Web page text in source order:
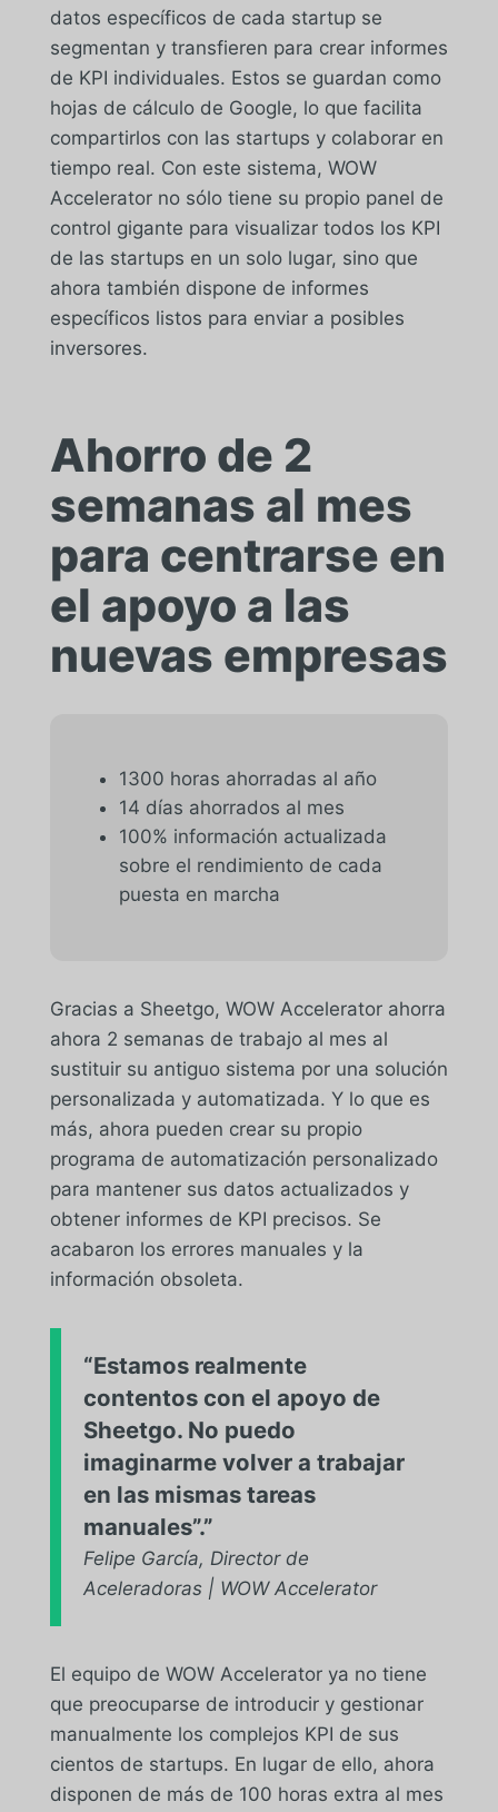
datos específicos de cada startup se
segmentan y transfieren para crear informes
de KPI individuales. Estos se guardan como
hojas de cálculo de Google, lo que facilita
compartirlos con las startups y colaborar en
tiempo real. Con este sistema, WOW
Accelerator no sólo tiene su propio panel de
control gigante para visualizar todos los KPI
de las startups en un solo lugar, sino que
ahora también dispone de informes
específicos listos para enviar a posibles
inversores.
Ahorro de 2
semanas al mes
para centrarse en
el apoyo a las
nuevas empresas
1300 horas ahorradas al año
14 días ahorrados al mes
100% información actualizada
sobre el rendimiento de cada
puesta en marcha
Gracias a Sheetgo, WOW Accelerator ahorra
ahora 2 semanas de trabajo al mes al
sustituir su antiguo sistema por una solución
personalizada y automatizada. Y lo que es
más, ahora pueden crear su propio
programa de automatización personalizado
para mantener sus datos actualizados y
obtener informes de KPI precisos. Se
acabaron los errores manuales y la
información obsoleta.
“Estamos realmente
contentos con el apoyo de
Sheetgo. No puedo
imaginarme volver a trabajar
en las mismas tareas
manuales”.”
Felipe García, Director de
Aceleradoras | WOW Accelerator
El equipo de WOW Accelerator ya no tiene
que preocuparse de introducir y gestionar
manualmente los complejos KPI de sus
cientos de startups. En lugar de ello, ahora
disponen de más de 100 horas extra al mes